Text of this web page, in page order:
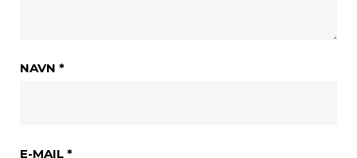
NAVN *
E-MAIL *